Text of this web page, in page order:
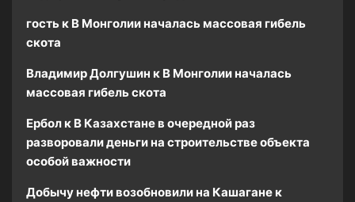
гость к В Монголии началась массовая гибель
скота
Владимир Долгушин к В Монголии началась
массовая гибель скота
Ербол к В Казахстане в очередной раз
разворовали деньги на строительстве объекта
особой важности
Добычу нефти возобновили на Кашагане к